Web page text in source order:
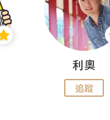
利奧
追蹤